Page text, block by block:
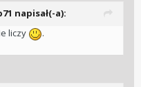
napisał(-a):
liczy
.